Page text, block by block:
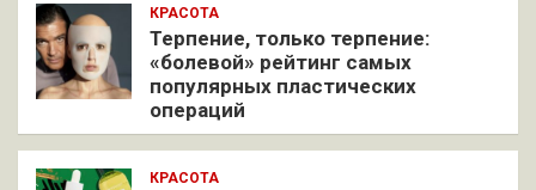
КРАСОТА
Терпение, только терпение:
«болевой» рейтинг самых
популярных пластических
операций
КРАСОТА